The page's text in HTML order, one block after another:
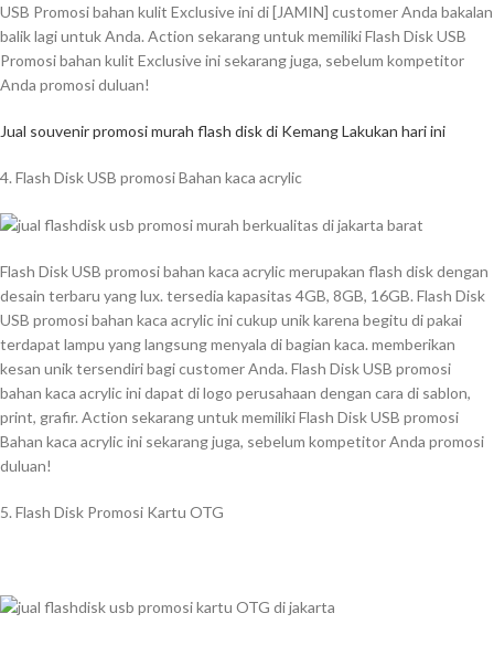
USB Promosi bahan kulit Exclusive ini di [JAMIN] customer Anda bakalan
balik lagi untuk Anda. Action sekarang untuk memiliki Flash Disk USB
Promosi bahan kulit Exclusive ini sekarang juga, sebelum kompetitor
Anda promosi duluan!
Jual souvenir promosi murah flash disk di Kemang Lakukan hari ini
4. Flash Disk USB promosi Bahan kaca acrylic
Flash Disk USB promosi bahan kaca acrylic merupakan flash disk dengan
desain terbaru yang lux. tersedia kapasitas 4GB, 8GB, 16GB. Flash Disk
USB promosi bahan kaca acrylic ini cukup unik karena begitu di pakai
terdapat lampu yang langsung menyala di bagian kaca. memberikan
kesan unik tersendiri bagi customer Anda. Flash Disk USB promosi
bahan kaca acrylic ini dapat di logo perusahaan dengan cara di sablon,
print, grafir. Action sekarang untuk memiliki Flash Disk USB promosi
Bahan kaca acrylic ini sekarang juga, sebelum kompetitor Anda promosi
duluan!
5. Flash Disk Promosi Kartu OTG